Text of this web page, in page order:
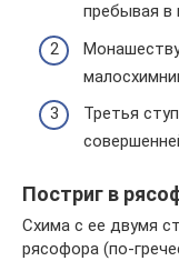
пребывая в
Третья
Постриг в
Схима с ее двумя
рясофора (по-